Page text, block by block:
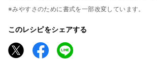
※みやすさのために書式を一部改変しています。
このレシピをシェアする